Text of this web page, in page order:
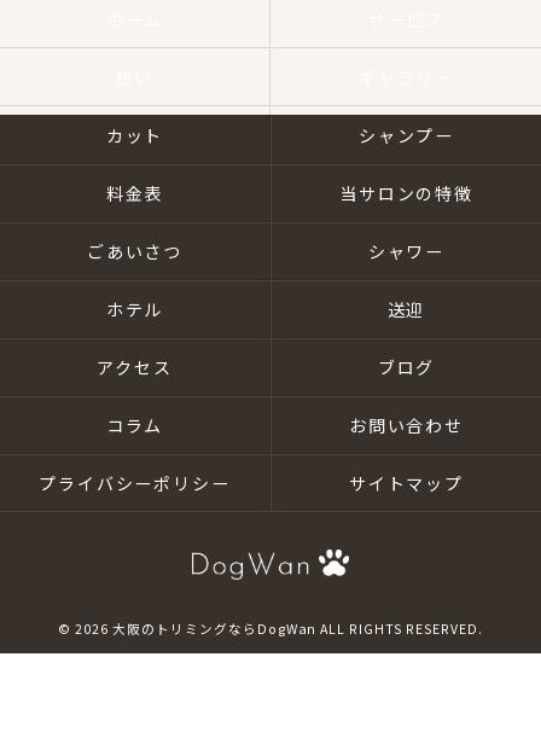
カット シャンプー
料金表 当サロンの特徴
ごあいさつ シャワー
ホテル 送迎
アクセス ブログ
コラム お問い合わせ
プライバシーポリシー サイトマップ
© 2026 大阪のトリミングならDogWan ALL RIGHTS RESERVED.